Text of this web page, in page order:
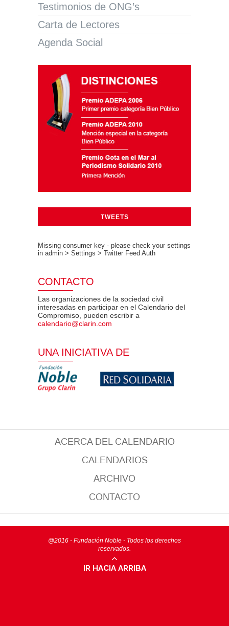
Testimonios de ONG’s
Carta de Lectores
Agenda Social
TWEETS
Missing consumer key - please check your settings
in admin > Settings > Twitter Feed Auth
CONTACTO
Las organizaciones de la sociedad civil
interesadas en participar en el Calendario del
Compromiso, pueden escribir a
calendario@clarin.com
UNA INICIATIVA DE
ACERCA DEL CALENDARIO
CALENDARIOS
ARCHIVO
CONTACTO
@2016 - Fundación Noble - Todos los derechos
reservados.
IR HACIA ARRIBA